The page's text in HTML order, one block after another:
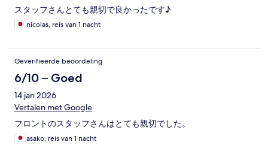
スタッフさんとても親切で良かったです♪
nicolas, reis van 1 nacht
Geverifieerde beoordeling
6/10 – Goed
14 jan 2026
Vertalen met Google
フロントのスタッフさんはとても親切でした。
asako, reis van 1 nacht